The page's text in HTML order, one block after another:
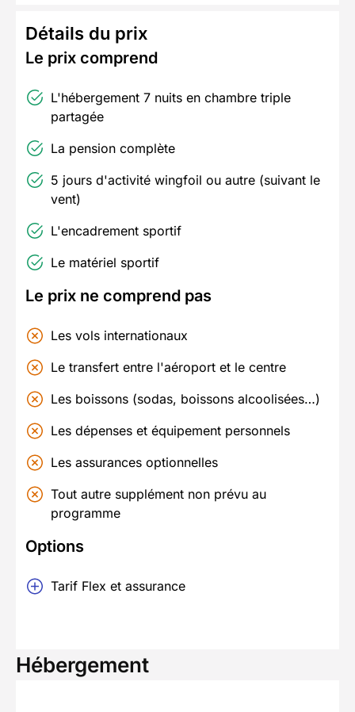
Détails du prix
Le prix comprend
L'hébergement 7 nuits en chambre triple
partagée
La pension complète
5 jours d'activité wingfoil ou autre (suivant le
vent)
L'encadrement sportif
Le matériel sportif
Le prix ne comprend pas
Les vols internationaux
Le transfert entre l'aéroport et le centre
Les boissons (sodas, boissons alcoolisées…)
Les dépenses et équipement personnels
Les assurances optionnelles
Tout autre supplément non prévu au
programme
Options
Tarif Flex et assurance
Hébergement